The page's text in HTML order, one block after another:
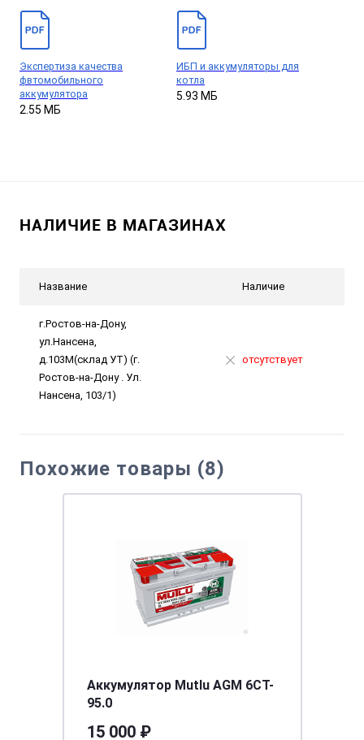
Экспертиза качества
фвтомобильного
аккумулятора
2.55 МБ
ИБП и аккумуляторы для
котла
5.93 МБ
НАЛИЧИЕ В МАГАЗИНАХ
Название Наличие
г.Ростов-на-Дону,
ул.Нансена,
д.103М(склад УТ) (г.
Ростов-на-Дону . Ул.
Нансена, 103/1)
отсутствует
Похожие товары (8)
Аккумулятор Mutlu AGM 6CT-
95.0
15 000 ₽